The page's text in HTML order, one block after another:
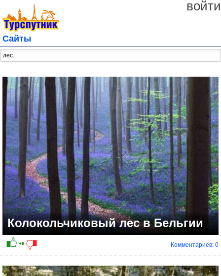
войти
Сайты
Колокольчиковый лес в Бельгии
Комментариев: 0